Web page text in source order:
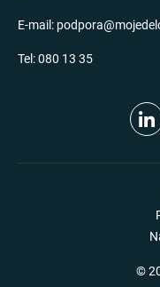
E-mail:
Tel:080 13 35
©